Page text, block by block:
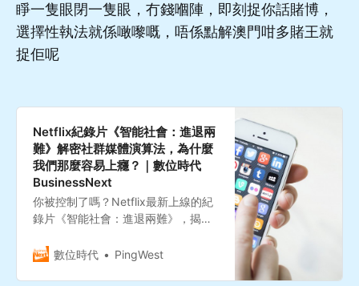
睜一隻眼閉一隻眼，冇錢嗰陣，即刻捉你話賭博，
選擇性執法就係噉嚟嘅，唔係點解澳門咁多賭王就
捉佢呢
Netflix紀錄片《智能社會：進退兩
難》解密社群媒體演算法，為什麼
我們那麼容易上癮？｜數位時代
BusinessNext
你被控制了嗎？Netflix最新上線的紀
錄片《智能社會：進退兩難》，揭開
戶們反思網路演算法所帶來的成癮副
數位時代 PingWest